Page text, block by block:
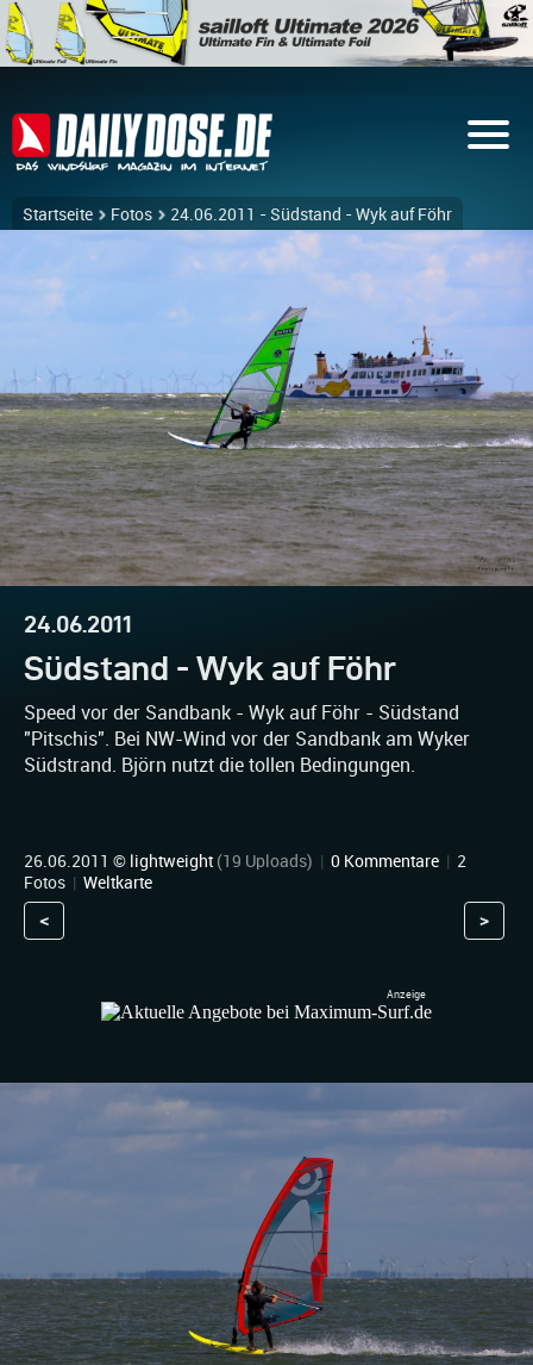
Startseite Fotos 24.06.2011 - Südstand - Wyk auf Föhr
24.06.2011
Südstand - Wyk auf Föhr
Speed vor der Sandbank - Wyk auf Föhr - Südstand
"Pitschis". Bei NW-Wind vor der Sandbank am Wyker
Südstrand. Björn nutzt die tollen Bedingungen.
26.06.2011 © lightweight (19 Uploads) | 0 Kommentare | 2
Fotos | Weltkarte
< >